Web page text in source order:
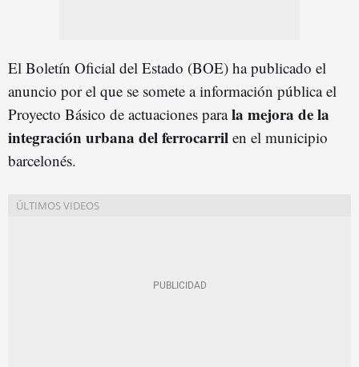
El Boletín Oficial del Estado (BOE) ha publicado el
anuncio por el que se somete a información pública el
Proyecto Básico de actuaciones parala mejora de la
integración urbana del ferrocarril en el municipio
barcelonés.